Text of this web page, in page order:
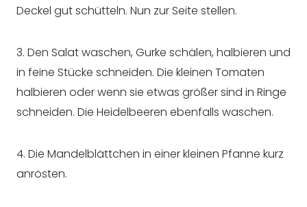
Deckel gut schütteln. Nun zur Seite stellen.
3. Den Salat waschen, Gurke schälen, halbieren und
in feine Stücke schneiden. Die kleinen Tomaten
halbieren oder wenn sie etwas größer sind in Ringe
schneiden. Die Heidelbeeren ebenfalls waschen.
4. Die Mandelblättchen in einer kleinen Pfanne kurz
anrösten.